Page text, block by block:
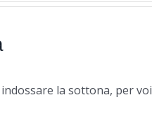
la sottona, per voi